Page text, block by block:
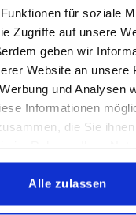
für soziale
Zugriffe auf unsere
geben wir
Website an unsere
und Analysen
Informationen
die Sie
Alle zulassen
FORO CALIBRATO
SENZA
FORO DI
ALESATO